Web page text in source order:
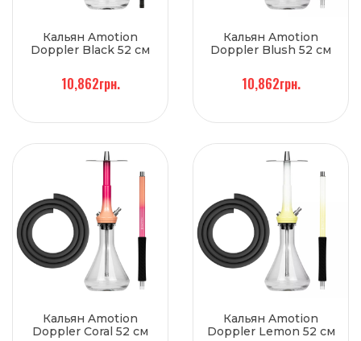
Кальян Amotion
Doppler Black 52 см
10,862грн.
Кальян Amotion
Doppler Blush 52 см
10,862грн.
Кальян Amotion
Doppler Coral 52 см
Кальян Amotion
Doppler Lemon 52 см